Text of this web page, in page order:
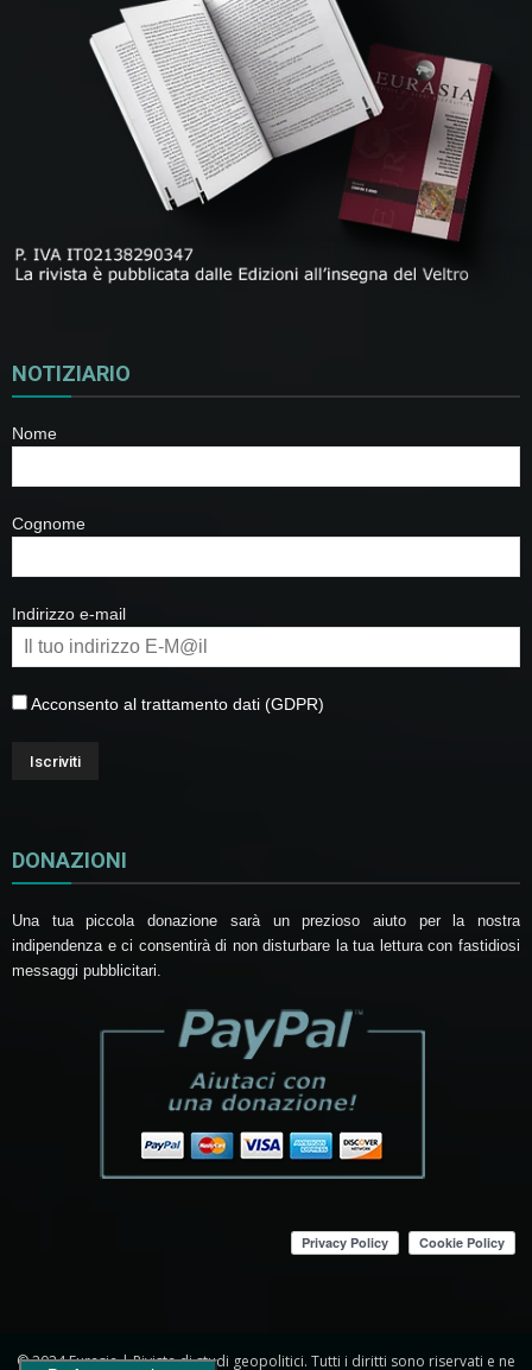
NOTIZIARIO
Nome
Cognome
Indirizzo e-mail
Acconsento al trattamento dati (GDPR)
DONAZIONI
Una tua piccola donazione sarà un prezioso aiuto per la nostra
indipendenza e ci consentirà di non disturbare la tua lettura con fastidiosi
messaggi pubblicitari.
© 2024 Eurasia | Rivista di studi geopolitici. Tutti i diritti sono riservati e ne